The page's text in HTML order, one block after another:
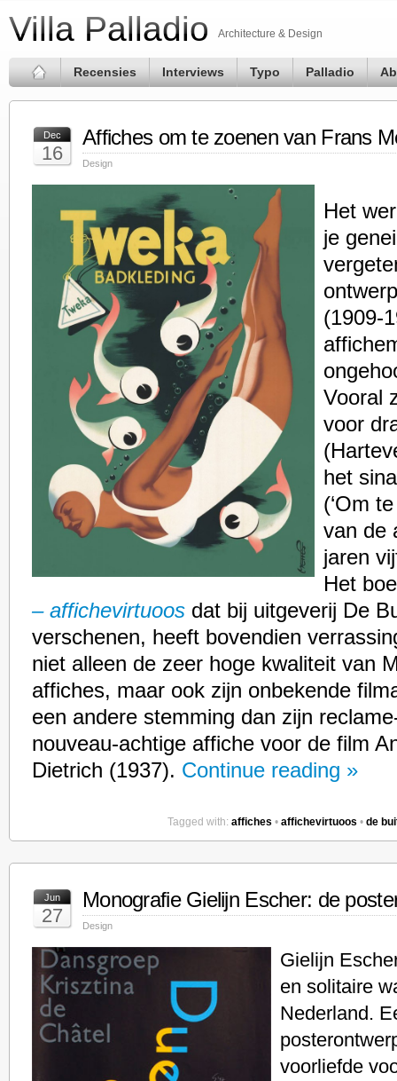
Villa Palladio Architecture & Design
Recensies Interviews Typo Palladio
Dec
16
Affiches om te zoenen van Frans
Design
Het
je
(1909-
Vooral
voor
het
(‘Om
van de
jaren
Het
– affichevirtuoos dat bij uitgeverij De
verschenen, heeft bovendien
niet alleen de zeer hoge kwaliteit van
affiches, maar ook zijn onbekende
een andere stemming dan zijn
nouveau-achtige affiche voor de film
Dietrich (1937). Continue reading »
Tagged with: affiches • affichevirtuoos • de
Jun
27
Monografie Gielijn Escher: de
Design
Gielijn
en solitaire
Nederland.
voorliefde